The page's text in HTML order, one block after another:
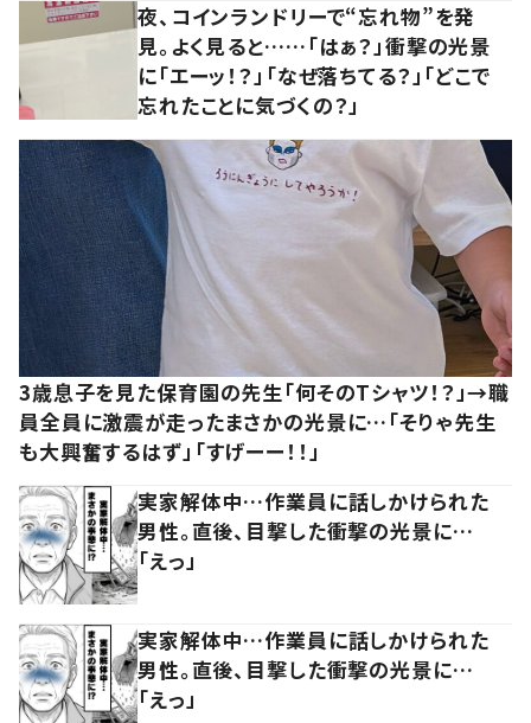
夜、コインランドリーで“忘れ物”を発
見。よく見ると……「はぁ？」衝撃の光景
に「エーッ！？」「なぜ落ちてる？」「どこで
忘れたことに気づくの？」
3歳息子を見た保育園の先生「何そのTシャツ！？」→職
員全員に激震が走ったまさかの光景に…「そりゃ先生
も大興奮するはず」「すげーー！！」
実家解体中…作業員に話しかけられた
男性。直後、目撃した衝撃の光景に…
「えっ」
実家解体中…作業員に話しかけられた
男性。直後、目撃した衝撃の光景に…
「えっ」